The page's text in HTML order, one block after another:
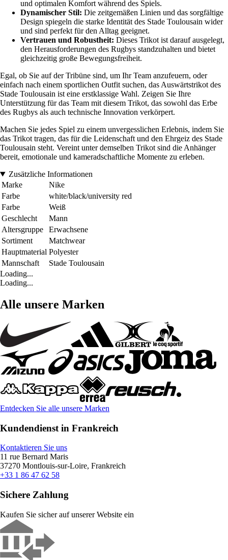
und optimalen Komfort während des Spiels.
Dynamischer Stil: Die zeitgemäßen Linien und das sorgfältige
Design spiegeln die starke Identität des Stade Toulousain wider
und sind perfekt für den Alltag geeignet.
Vertrauen und Robustheit: Dieses Trikot ist darauf ausgelegt,
den Herausforderungen des Rugbys standzuhalten und bietet
gleichzeitig große Bewegungsfreiheit.
Egal, ob Sie auf der Tribüne sind, um Ihr Team anzufeuern, oder
einfach nach einem sportlichen Outfit suchen, das Auswärtstrikot des
Stade Toulousain ist eine erstklassige Wahl. Zeigen Sie Ihre
Unterstützung für das Team mit diesem Trikot, das sowohl das Erbe
des Rugbys als auch technische Innovation verkörpert.
Machen Sie jedes Spiel zu einem unvergesslichen Erlebnis, indem Sie
das Trikot tragen, das für die Leidenschaft und den Ehrgeiz des Stade
Toulousain steht. Vereint unter demselben Trikot sind die Anhänger
bereit, emotionale und kameradschaftliche Momente zu erleben.
Zusätzliche Informationen
Marke
Nike
Farbe
white/black/university red
Farbe
Weiß
Geschlecht
Mann
Altersgruppe
Erwachsene
Sortiment
Matchwear
Hauptmaterial Polyester
Mannschaft
Stade Toulousain
Loading...
Loading...
Alle unsere Marken
Entdecken Sie alle unsere Marken
Kundendienst in Frankreich
Kontaktieren Sie uns
11 rue Bernard Maris
37270 Montlouis-sur-Loire, Frankreich
+33 1 86 47 62 58
Sichere Zahlung
Kaufen Sie sicher auf unserer Website ein